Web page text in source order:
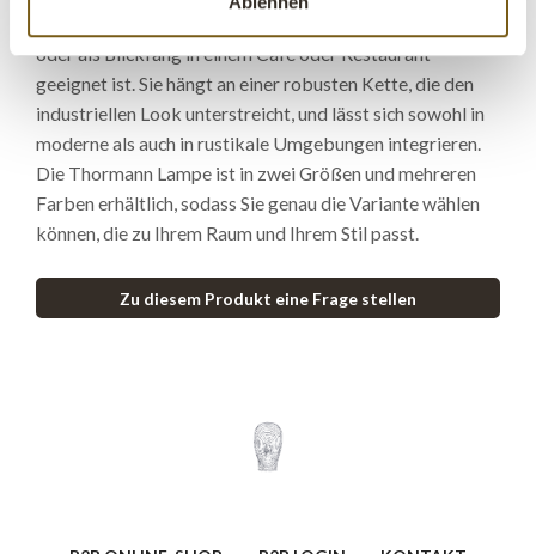
oder als Blickfang in einem Café oder Restaurant
geeignet ist. Sie hängt an einer robusten Kette, die den
industriellen Look unterstreicht, und lässt sich sowohl in
moderne als auch in rustikale Umgebungen integrieren.
Die Thormann Lampe ist in zwei Größen und mehreren
Farben erhältlich, sodass Sie genau die Variante wählen
können, die zu Ihrem Raum und Ihrem Stil passt.
Zu diesem Produkt eine Frage stellen